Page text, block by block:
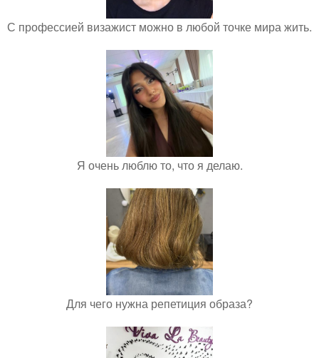
С профессией визажист можно в любой точке мира жить.
Я очень люблю то, что я делаю.
Для чего нужна репетиция образа?